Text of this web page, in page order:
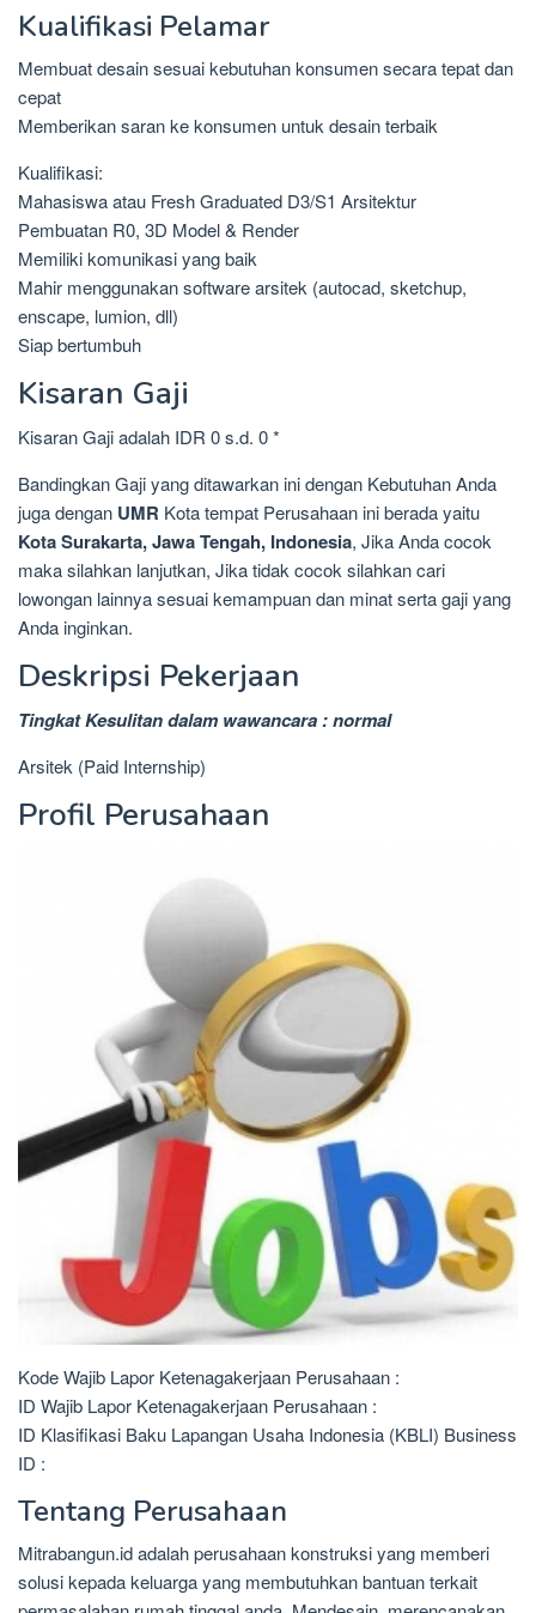
Kualifikasi Pelamar
Membuat desain sesuai kebutuhan konsumen secara tepat dan
cepat
Memberikan saran ke konsumen untuk desain terbaik
Kualifikasi:
Mahasiswa atau Fresh Graduated D3/S1 Arsitektur
Pembuatan R0, 3D Model & Render
Memiliki komunikasi yang baik
Mahir menggunakan software arsitek (autocad, sketchup,
enscape, lumion, dll)
Siap bertumbuh
Kisaran Gaji
Kisaran Gaji adalah IDR 0 s.d. 0 *
Bandingkan Gaji yang ditawarkan ini dengan Kebutuhan Anda
juga dengan UMR Kota tempat Perusahaan ini berada yaitu
Kota Surakarta, Jawa Tengah, Indonesia, Jika Anda cocok
maka silahkan lanjutkan, Jika tidak cocok silahkan cari
lowongan lainnya sesuai kemampuan dan minat serta gaji yang
Anda inginkan.
Deskripsi Pekerjaan
Tingkat Kesulitan dalam wawancara : normal
Arsitek (Paid Internship)
Profil Perusahaan
Kode Wajib Lapor Ketenagakerjaan Perusahaan :
ID Wajib Lapor Ketenagakerjaan Perusahaan :
ID Klasifikasi Baku Lapangan Usaha Indonesia (KBLI) Business
ID :
Tentang Perusahaan
Mitrabangun.id adalah perusahaan konstruksi yang memberi
solusi kepada keluarga yang membutuhkan bantuan terkait